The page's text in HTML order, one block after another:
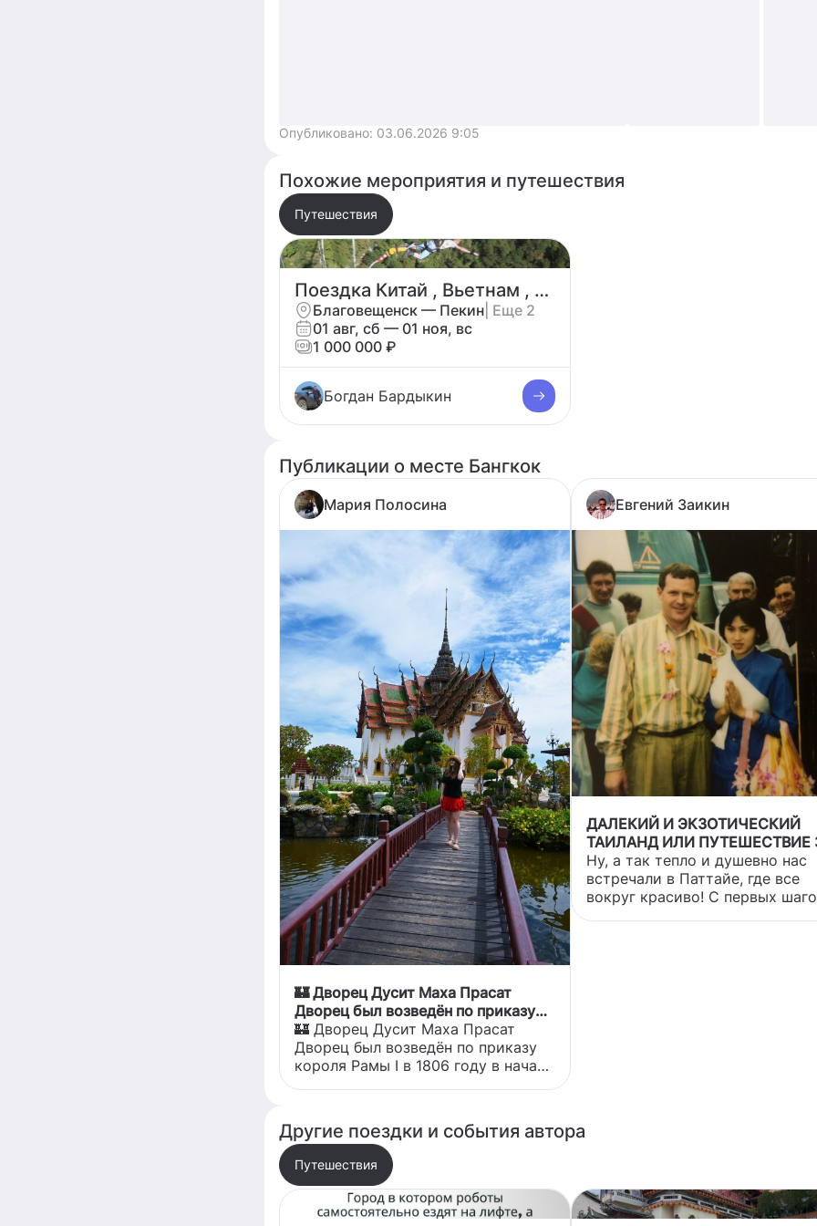
Опубликовано: 03.06.2026 9:05
Похожие мероприятия и путешествия
Путешествия
Поездка Китай , Вьетнам , Таиланд лето-осень 2026
Благовещенск — Пекин | Еще 2
01 авг, сб — 01 ноя, вс
1 000 000 ₽
Богдан Бардыкин
Публикации о месте Бангкок
Мария Полосина
🏰 Дворец Дусит Маха Прасат
Дворец был возведён по приказу
короля Рамы I в 1806 году в начале
эпохи Раттанакосин, ставшей
новой вехой в истории страны. ✨
Изначально замысел был поис
🏰 Дворец Дусит Маха Прасат
Дворец был возведён по приказу
короля Рамы I в 1806 году в начале
эпохи Раттанакосин, ставшей
Изначально замысел был поистине
амбициозным: создатели
планировали сделать дворец не
меньше знаменитого дворца
Сурият Амарин в Аюттайе. 🤴 Хотя
итоговый масштаб оказался чуть
Евгений Заикин
ДАЛЕКИЙ И ЭКЗОТИЧЕСКИЙ
ТАИЛАНД ИЛИ ПУТЕШЕСТВИЕ
ТРИ МОРЯ. ЧАСТЬ 2
Ну, а так тепло и душевно нас
встречали в Паттайе, где все
вокруг красиво! С первых
ты сразу попадаешь в сказку,
Другие поездки и события автора
Путешествия